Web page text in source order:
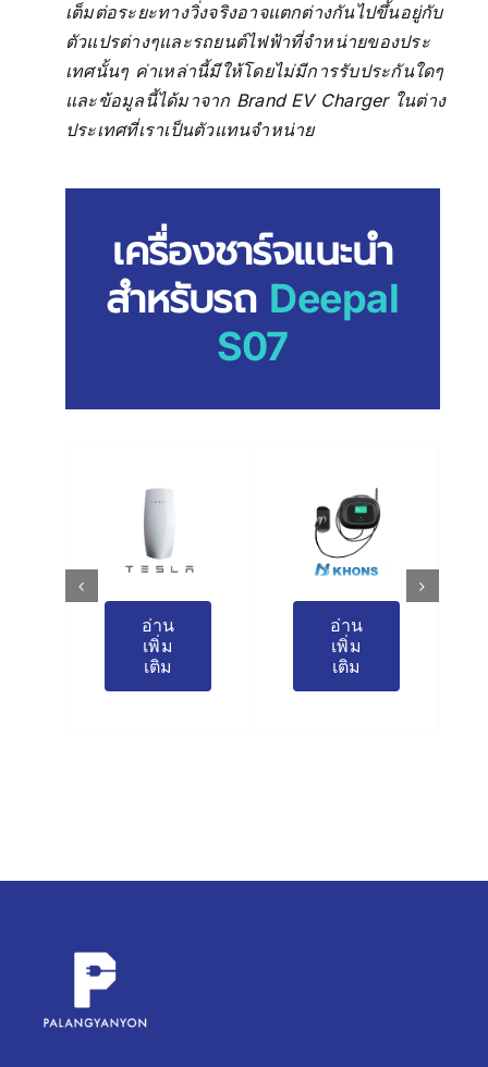
เต็มต่อระยะทางวิ่งจริงอาจแตกต่างกันไปขึ้นอยู่กับ
ตัวแปรต่างๆและรถยนต์ไฟฟ้าที่จำหน่ายของประ
เทศนั้นๆ ค่าเหล่านี้มีให้โดยไม่มีการรับประกันใดๆ
และข้อมูลนี้ได้มาจาก Brand EV Charger ในต่าง
ประเทศที่เราเป็นตัวแทนจำหน่าย
เครื่องชาร์จแนะนำ
สำหรับรถ Deepal
S07